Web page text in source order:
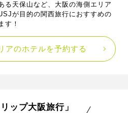
る天保山など、大阪の海側エリア
が目的の関西旅行におすすめの
す！
アのホテルを予約する
ップ大阪旅行」